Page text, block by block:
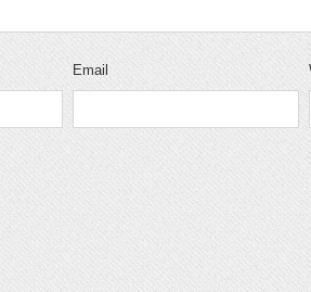
Email